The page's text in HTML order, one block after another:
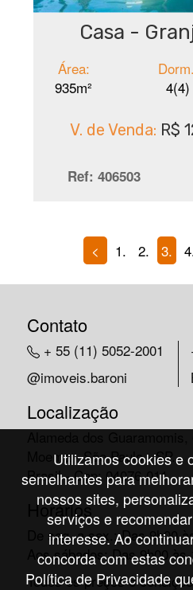
Casa -
Área:
935m²
4(4)
V. de Venda: R$
Ref: 406503
< 1. 2. 3.
Contato
+ 55 (11) 5052-2001
@imoveis.baroni
Localização
Moema - São Paulo - SP.
Brasil - Cep: 04076-011
Horários
De seg. a sex.: Das 9h00
Aos sábados: Das 9h00 às
Todos os preços e
Utilizamos cookies e
semelhantes para
nossos sites,
serviços e
interesse. Ao
concorda com estas
Política de Privacidade